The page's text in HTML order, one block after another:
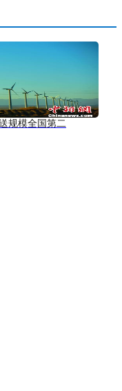
规模全国第二